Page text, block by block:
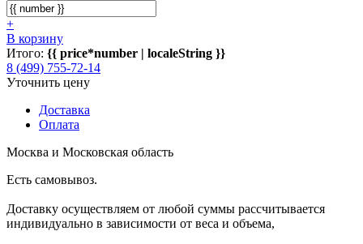
+
В корзину
Итого: {{ price*number | localeString }}
8 (499) 755-72-14
Уточнить цену
Доставка
Оплата
Москва и Московская область
Есть самовывоз.
Доставку осуществляем от любой суммы рассчитывается
индивидуально в зависимости от веса и объема,